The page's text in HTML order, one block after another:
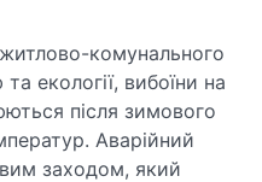
комунального
екології, вибоїни на
після зимового
Аварійний
заходом, який